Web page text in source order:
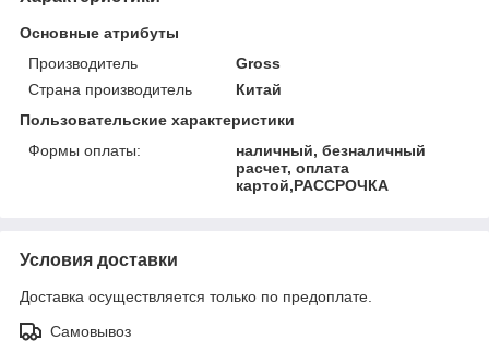
Основные атрибуты
Производитель
Gross
Страна производитель
Китай
Пользовательские характеристики
Формы оплаты:
наличный, безналичный
расчет, оплата
картой,РАССРОЧКА
Условия доставки
Доставка осуществляется только по предоплате.
Самовывоз